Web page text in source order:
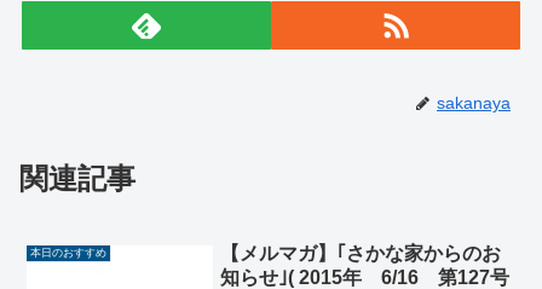
sakanaya
関連記事
本日のおすすめ
【メルマガ】｢さかな家からのお
知らせ｣( 2015年 6/16 第127号